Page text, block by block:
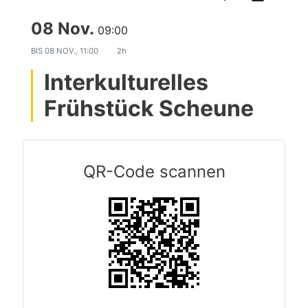
08 Nov. 09:00
BIS 08 NOV., 11:00 2h
Interkulturelles
Frühstück Scheune
QR-Code scannen